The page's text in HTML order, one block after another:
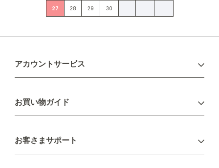
27 28 29 30
アカウントサービス
新規会員登録
お買い物ガイド
配送について
不良品・返品について
お客さまサポート